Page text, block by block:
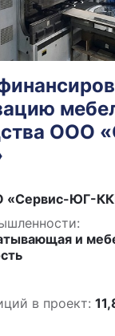
ООО
«Сервис-ЮГ-
и
в проект: